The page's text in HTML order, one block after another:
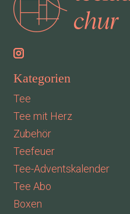
Kategorien
Tee
Tee mit Herz
Zubehör
Teefeuer
Tee-Adventskalender
Tee Abo
Boxen